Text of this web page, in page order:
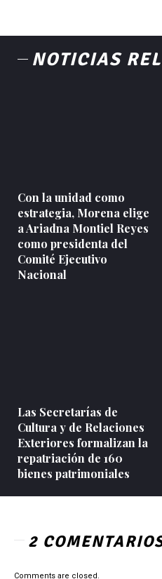
NOTICIAS
Con la unidad como
estrategia, Morena elige
a Ariadna Montiel Reyes
como presidenta del
Comité Ejecutivo
Nacional
Las Secretarías de
Cultura y de Relaciones
Exteriores formalizan la
repatriación de 160
bienes patrimoniales
2
Comments are closed.